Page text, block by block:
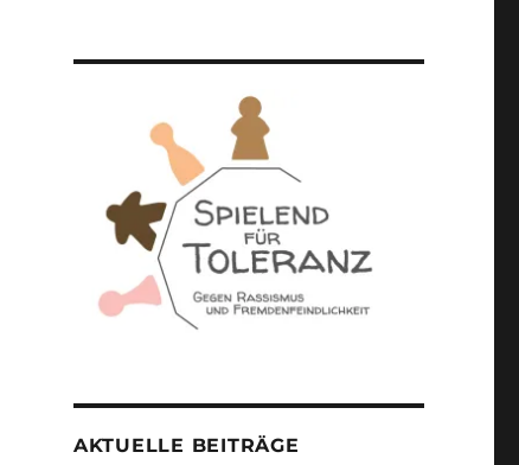
AKTUELLE BEITRÄGE